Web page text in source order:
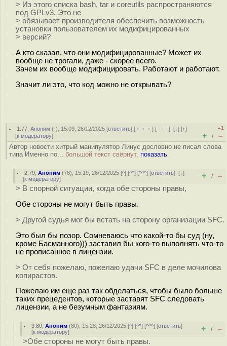
> Из этого списка bash, tar и coreutils распространяются
под GPLv3. Это не
> обязывает производителя обеспечить возможность
установки пользователем их модифицированных
> версий?
А кто сказал, что они модифицированные? Может их
вообще не трогали, даже - скорее всего.
Зачем их вообще модифицировать. Работают и работают.
Значит ли это, что код можно не открывать?
1.77 ,Аноним (-), 15:09, 26/12/2025 [ответить] [ ﹢﹢﹢] [ · · ·][↓] [↑]
[к модератору]
–1
+ / –
Автор новости хитрый манипулятор Линус дословно не писал слова
типа Именно по... большой текст свёрнут, показать
2.79 ,Аноним (78), 15:19, 26/12/2025 [^] [^^] [^^^] [ответить][↓]
[к модератору] + / –
> В спорной ситуации, когда обе стороны правы,
Обе стороны не могут быть правы.
> Другой судья мог бы встать на сторону организации SFC.
Это был бы позор. Сомневаюсь что какой-то бы суд (ну,
кроме Басманного))) заставил бы кого-то выполнять что-то
не прописанное в лицензии.
> От себя пожелаю, пожелаю удачи SFC в деле мочилова
копирастов.
Пожелаю им еще раз так обделаться, чтобы было больше
таких прецедентов, которые заставят SFC следовать
лицензии, а не безумным фантазиям.
3.80 ,Аноним (80), 15:28, 26/12/2025 [^] [^^] [^^^] [ответить]
[к модератору] + / –
>Обе стороны не могут быть правы.